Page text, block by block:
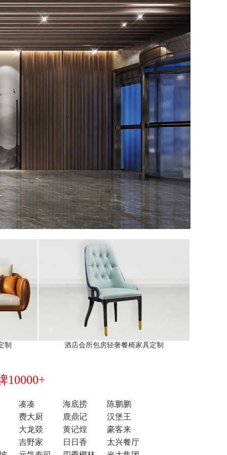
制 酒店会所包房轻奢餐椅家具定制
10000+
凑凑 海底捞
陈鹏鹏
费大厨
鹿鼎记
汉堡王
大龙燚
黄记煌
豪客来
吉野家
日日香
太兴餐厅